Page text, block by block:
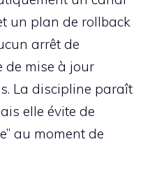
un plan de rollback
arrêt de
de mise à jour
La discipline paraît
elle évite de
au moment de